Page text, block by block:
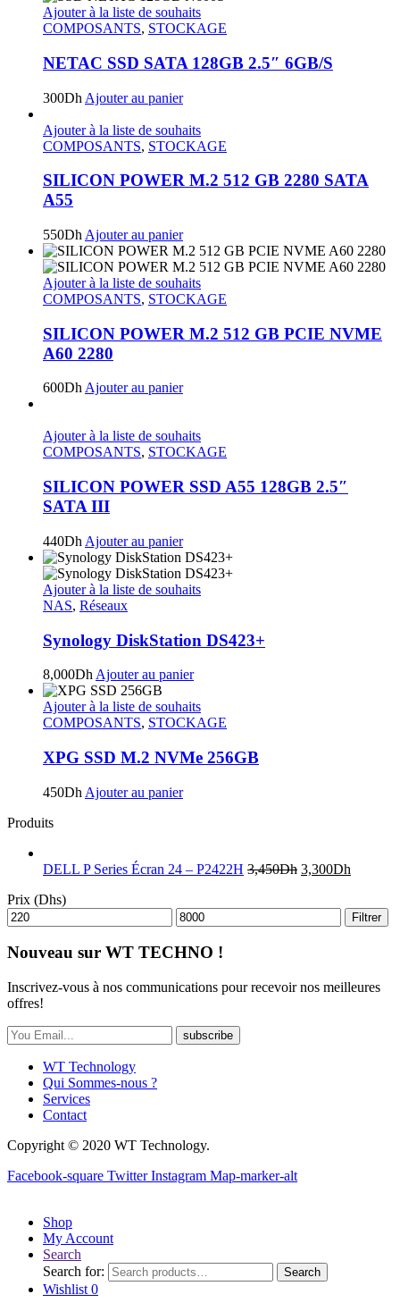
Ajouter à la liste de souhaits
COMPOSANTS, STOCKAGE
NETAC SSD SATA 128GB 2.5″ 6GB/S
300Dh Ajouter au panier
Ajouter à la liste de souhaits
COMPOSANTS, STOCKAGE
SILICON POWER M.2 512 GB 2280 SATA
A55
550Dh Ajouter au panier
Ajouter à la liste de souhaits
COMPOSANTS, STOCKAGE
SILICON POWER M.2 512 GB PCIE NVME
A60 2280
600Dh Ajouter au panier
Ajouter à la liste de souhaits
COMPOSANTS, STOCKAGE
SILICON POWER SSD A55 128GB 2.5″
SATA III
440Dh Ajouter au panier
Ajouter à la liste de souhaits
NAS, Réseaux
Synology DiskStation DS423+
8,000Dh Ajouter au panier
Ajouter à la liste de souhaits
COMPOSANTS, STOCKAGE
XPG SSD M.2 NVMe 256GB
450Dh Ajouter au panier
Produits
DELL P Series Écran 24 – P2422H 3,450Dh 3,300Dh
Prix (Dhs)
Filtrer
Nouveau sur WT TECHNO !
Inscrivez-vous à nos communications pour recevoir nos meilleures
offres!
subscribe
WT Technology
Qui Sommes-nous ?
Services
Contact
Copyright © 2020 WT Technology.
Facebook-square Twitter Instagram Map-marker-alt
Shop
My Account
Search
Search for:
Search
Wishlist 0